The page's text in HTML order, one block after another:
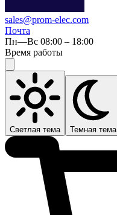
sales@prom-elec.com
Почта
Пн—Вс 08:00 – 18:00
Время работы
Светлая тема Темная тема